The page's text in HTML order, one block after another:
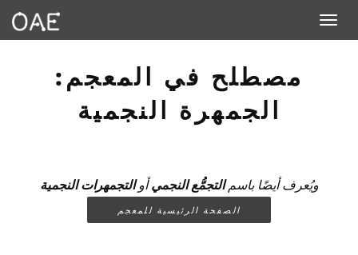
Toggle navigation
مصطلح في المعجم:
الجمهرة النجمية
ويُعرف أيضًا باسمالتجمُّع النجميأوالتجمهرات النجمية
الصفحة الرئيسية للمعجم